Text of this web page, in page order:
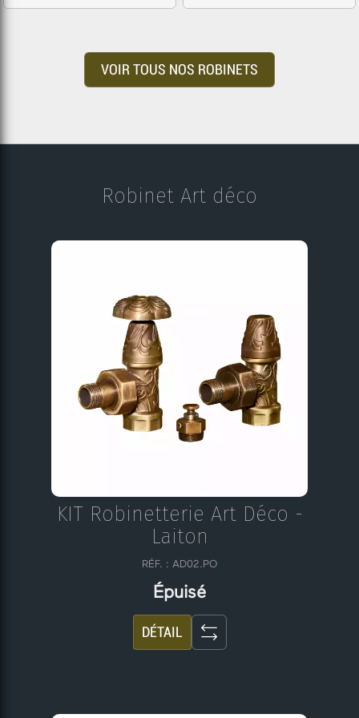
VOIR TOUS NOS ROBINETS
Robinet Art déco
KIT Robinetterie Art Déco -
Laiton
RÉF. : AD02.PO
Épuisé
DÉTAIL